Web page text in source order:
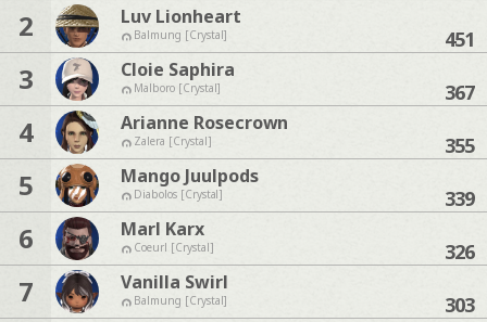
2 Luv Lionheart
Balmung [Crystal] 451
3 Cloie Saphira
Malboro [Crystal] 367
4 Arianne Rosecrown
Zalera [Crystal] 355
5 Mango Juulpods
Diabolos [Crystal] 339
6 Marl Karx
Coeurl [Crystal] 326
7 Vanilla Swirl
Balmung [Crystal] 303